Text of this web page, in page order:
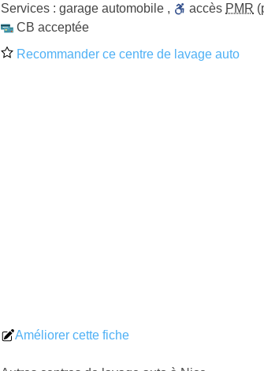
Services : garage automobile , accès PMR
CB acceptée
Recommander ce centre de lavage auto
Améliorer cette fiche